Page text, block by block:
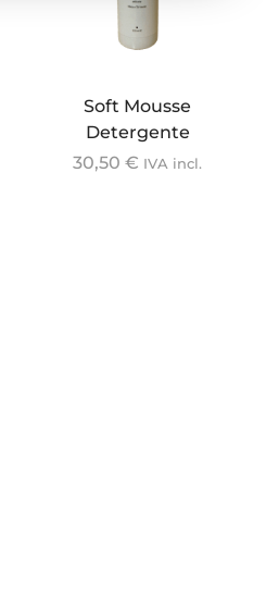
Soft Mousse
Detergente
30,50€ IVA incl.